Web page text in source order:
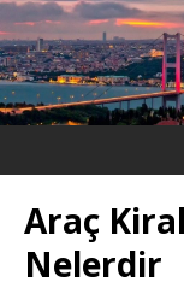
Araç
Nelerdir